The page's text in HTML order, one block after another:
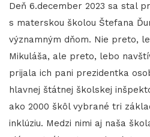
Deň 6.december 2023 sa stal
s materskou školou Štefana
významným dňom. Nie preto,
Mikuláša, ale preto, lebo
prijala ich pani prezidentka
hlavnej štátnej školskej
ako 2000 škôl vybrané tri
inklúziu. Medzi nimi aj naša